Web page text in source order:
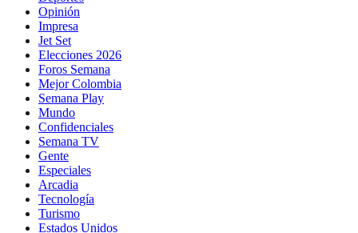
Opinión
Impresa
Jet Set
Elecciones 2026
Foros Semana
Mejor Colombia
Semana Play
Mundo
Confidenciales
Semana TV
Gente
Especiales
Arcadia
Tecnología
Turismo
Estados Unidos